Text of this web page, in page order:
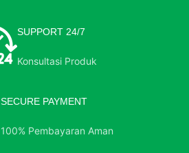
SUPPORT 24/7
Konsultasi Produk
SECURE PAYMENT
100% Pembayaran Aman